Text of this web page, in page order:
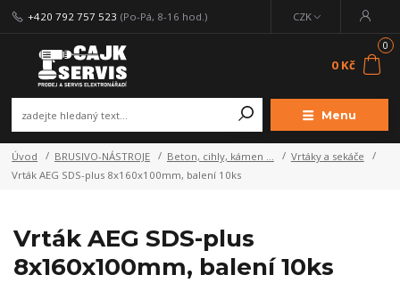
Menu
CZK
+420 792 757 523 (Po-Pá, 8-16 hod.)
0
0 Kč
Úvod BRUSIVO-NÁSTROJE Beton, cihly, kámen ...
Vrtáky a sekáče
Vrták AEG SDS-plus 8x160x100mm, balení 10ks
Vrták AEG SDS-plus
8x160x100mm, balení 10ks